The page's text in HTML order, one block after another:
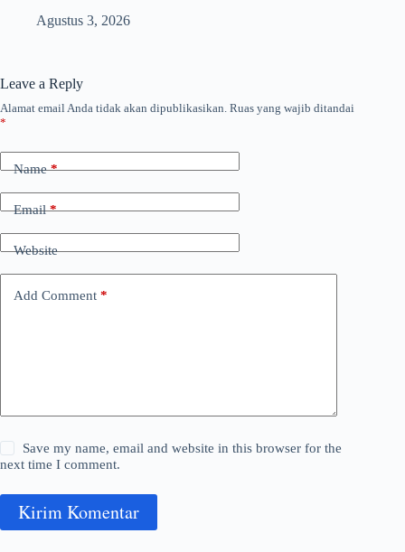
Agustus 3, 2026
Leave a Reply
Alamat email Anda tidak akan dipublikasikan. Ruas yang wajib ditandai
*
Name*
Email*
Website
Add Comment *
Save my name, email and website in this browser for the
next time I comment.
Kirim Komentar